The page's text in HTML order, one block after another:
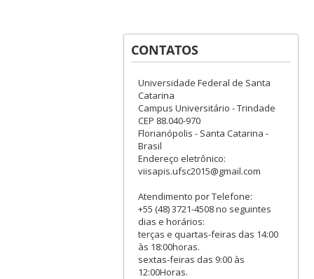
CONTATOS
Universidade Federal de Santa
Catarina
Campus Universitário - Trindade
CEP 88.040-970
Florianópolis - Santa Catarina -
Brasil
Endereço eletrônico:
viisapis.ufsc2015@gmail.com
Atendimento por Telefone:
+55 (48) 3721-4508 no seguintes
dias e horários:
terças e quartas-feiras das 14:00
às 18:00horas.
sextas-feiras das 9:00 às
12:00Horas.